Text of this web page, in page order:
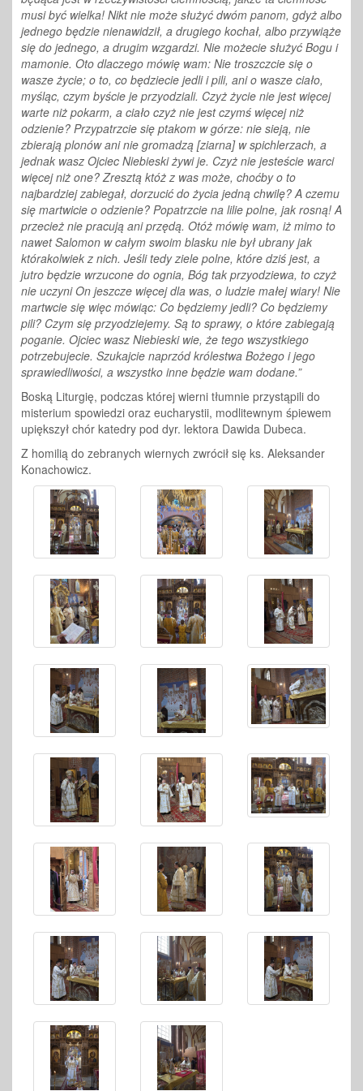
musi być wielka! Nikt nie może służyć dwóm panom, gdyż albo
jednego będzie nienawidził, a drugiego kochał, albo przywiąże
się do jednego, a drugim wzgardzi. Nie możecie służyć Bogu i
mamonie. Oto dlaczego mówię wam: Nie troszczcie się o
wasze życie; o to, co będziecie jedli i pili, ani o wasze ciało,
myśląc, czym byście je przyodziali. Czyż życie nie jest więcej
warte niż pokarm, a ciało czyż nie jest czymś więcej niż
odzienie? Przypatrzcie się ptakom w górze: nie sieją, nie
zbierają plonów ani nie gromadzą [ziarna] w spichlerzach, a
jednak wasz Ojciec Niebieski żywi je. Czyż nie jesteście warci
więcej niż one? Zresztą któż z was może, choćby o to
najbardziej zabiegał, dorzucić do życia jedną chwilę? A czemu
się martwicie o odzienie? Popatrzcie na lilie polne, jak rosną! A
przecież nie pracują ani przędą. Otóż mówię wam, iż mimo to
nawet Salomon w całym swoim blasku nie był ubrany jak
którakolwiek z nich. Jeśli tedy ziele polne, które dziś jest, a
jutro będzie wrzucone do ognia, Bóg tak przyodziewa, to czyż
nie uczyni On jeszcze więcej dla was, o ludzie małej wiary! Nie
martwcie się więc mówiąc: Co będziemy jedli? Co będziemy
pili? Czym się przyodziejemy. Są to sprawy, o które zabiegają
poganie. Ojciec wasz Niebieski wie, że tego wszystkiego
potrzebujecie. Szukajcie naprzód królestwa Bożego i jego
sprawiedliwości, a wszystko inne będzie wam dodane.”
Boską Liturgię, podczas której wierni tłumnie przystąpili do
misterium spowiedzi oraz eucharystii, modlitewnym śpiewem
upiększył chór katedry pod dyr. lektora Dawida Dubeca.
Z homilią do zebranych wiernych zwrócił się ks. Aleksander
Konachowicz.